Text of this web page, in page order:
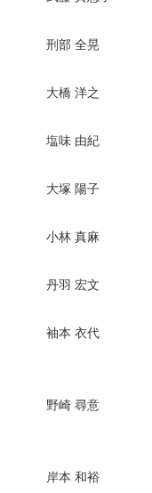
刑部 全晃
大橋 洋之
塩味 由紀
大塚 陽子
小林 真麻
丹羽 宏文
袖本 衣代
野崎 尋意
岸本 和裕